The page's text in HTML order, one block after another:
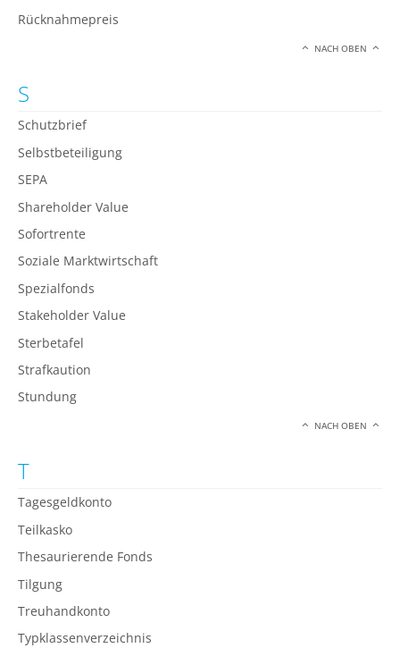
Rücknahmepreis
NACH OBEN
S
Schutzbrief
Selbstbeteiligung
SEPA
Shareholder Value
Sofortrente
Soziale Marktwirtschaft
Spezialfonds
Stakeholder Value
Sterbetafel
Strafkaution
Stundung
NACH OBEN
T
Tagesgeldkonto
Teilkasko
Thesaurierende Fonds
Tilgung
Treuhandkonto
Typklassenverzeichnis